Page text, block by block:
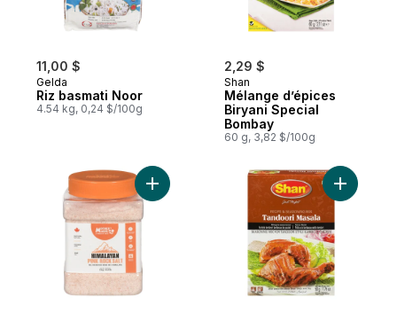
11,00 $
Gelda
Riz basmati Noor
4.54 kg, 0,24 $/100g
2,29 $
Shan
Mélange d’épices
Biryani Special
Bombay
60 g, 3,82 $/100g
Ajouter Himalaya Sel Rose au panierAjouter